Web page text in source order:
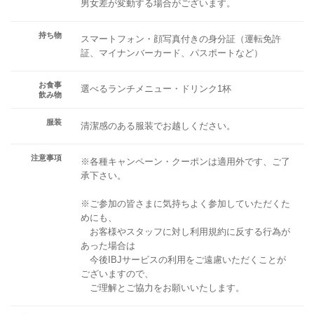
男女差が変動する場合がございます。
持ち物
スマートフォン・顔写真付きの身分証（運転免許
証、マイナンバーカード、パスポートなど）
お食事
飲み物
選べるランチメニュー・ドリンク1杯
服装 清潔感のある服装でお越しください。
注意事項
※各種キャンペーン・クーポンは適用外です、ご了
承下さい。
※ご参加の皆さまに気持ちよく参加していただくた
めにも、
お客様やスタッフに対し利用規約に反する行為が
あった場合は
今後IBJサービスの利用をご遠慮いただくことが
ございますので、
ご理解とご協力をお願いいたします。